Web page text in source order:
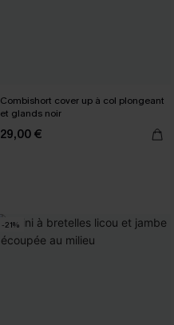
Combishort cover up à col plongeant
et glands noir
29,00 €
-21%